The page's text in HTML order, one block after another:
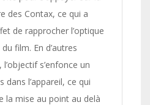
des Contax, ce qui a
de rapprocher l’optique
film. En d’autres
s’enfonce un
dans l’appareil, ce qui
la mise au point au delà